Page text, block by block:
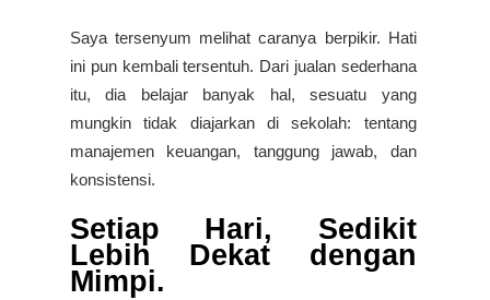
Saya tersenyum melihat caranya berpikir. Hati
ini pun kembali tersentuh. Dari jualan sederhana
itu, dia belajar banyak hal, sesuatu yang
mungkin tidak diajarkan di sekolah: tentang
manajemen keuangan, tanggung jawab, dan
konsistensi.
Setiap Hari, Sedikit
Lebih Dekat dengan
Mimpi.